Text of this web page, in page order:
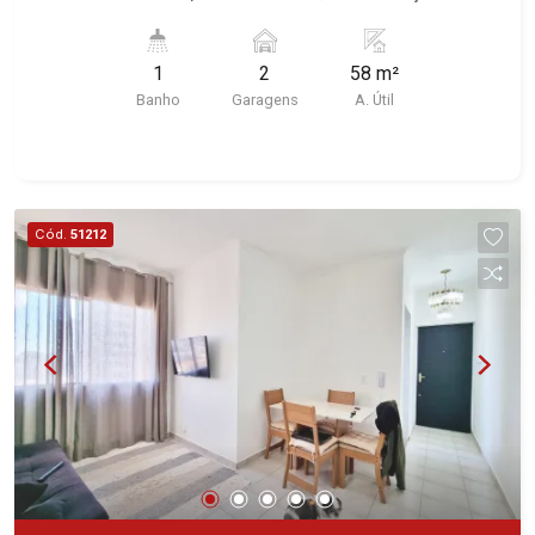
Imobiliária selecionou para você: - 58m² de área
útil - 1 WC - 2 vagas - Face sombra - Vista Olhos
casas e terrenos residenciais e comerciais nos
bairros mais desejados da Zona Sul,
reconhecidos por sua segurança, infraestrutura e
qualidade de vida incomparável. Atuamos nos
bairros de maior prestígio da região, como: Alto
da Boa Vista, Jardim Botânico, Jardim Olhos
D`Água, Vila do Golfe, City Ribeirão, Jardim
Canadá, Guaporé, Ilhas do Sul, Jardim Nova
Aliança, Boulevard, Higienópolis, Sumaré, Jardim
América, Alto do Ipê, Jardim Irajá, Royal Park,
Jardim Califórnia, Quinta da Primavera, Bonfim
1
Banho
2
Garagens
58 m²
A. Útil
Cód. 51212